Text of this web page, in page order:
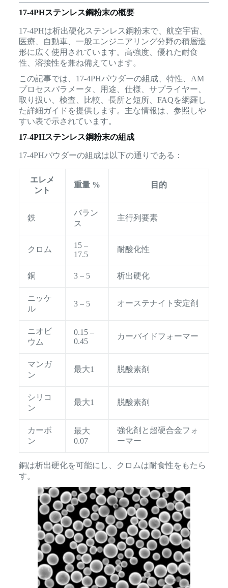
17-4PHステンレス鋼粉末の概要
17-4PHは析出硬化ステンレス鋼粉末で、航空宇宙、
医療、自動車、一般エンジニアリング分野の積層造
形に広く使用されています。高強度、優れた耐食
性、溶接性を兼ね備えています。
この記事では、17-4PHパウダーの組成、特性、AM
プロセスパラメータ、用途、仕様、サプライヤー、
取り扱い、検査、比較、長所と短所、FAQを網羅し
た詳細ガイドを提供します。主な情報は、参照しや
すい表で示されています。
17-4PHステンレス鋼粉末の組成
17-4PHパウダーの組成は以下の通りである：
エレメ
ント
重量 % 目的
鉄
バラン
ス
主行列要素
クロム
15 –
17.5
耐酸化性
銅 3 – 5 析出硬化
ニッケ
ル
3 – 5 オーステナイト安定剤
ニオビ
ウム
0.15 –
0.45
カーバイドフォーマー
マンガ
ン
最大1 脱酸素剤
シリコ
ン
最大1 脱酸素剤
カーボ
ン
最大
0.07
強化剤と超硬合金フォ
ーマー
銅は析出硬化を可能にし、クロムは耐食性をもたら
す。